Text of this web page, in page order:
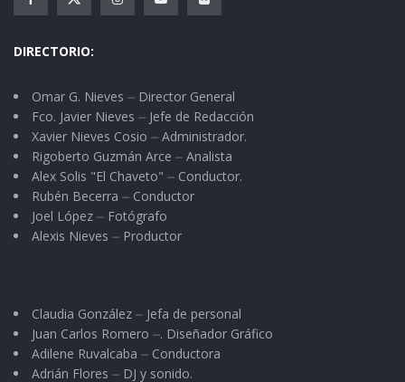
DIRECTORIO:
Omar G. Nieves ⏤ Director General
Fco. Javier Nieves ⏤ Jefe de Redacción
Xavier Nieves Cosio ⏤ Administrador.
Rigoberto Guzmán Arce ⏤ Analista
Alex Solis "El Chaveto" ⏤ Conductor.
Rubén Becerra ⏤ Conductor
Joel López ⏤ Fotógrafo
Alexis Nieves ⏤ Productor
Claudia González ⏤ Jefa de personal
Juan Carlos Romero ⏤. Diseñador Gráfico
Adilene Ruvalcaba ⏤ Conductora
Adrián Flores ⏤ DJ y sonido.